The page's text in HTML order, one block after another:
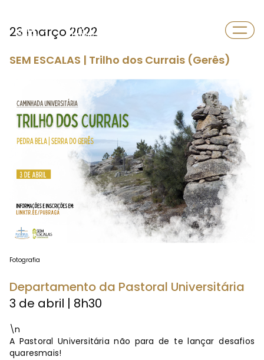
Departamento
Universidade
23 março 2022
SEM ESCALAS | Trilho dos Currais (Gerês)
Fotografia
Departamento da Pastoral Universitária
3 de abril | 8h30
\n
A Pastoral Universitária não para de te lançar desafios
quaresmais!